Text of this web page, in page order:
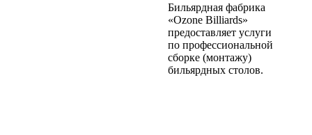
Бильярдная фабрика
«Ozone Billiards»
предоставляет услуги
по профессиональной
сборке (монтажу)
бильярдных столов.